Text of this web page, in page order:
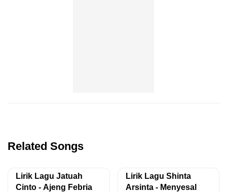
Related Songs
Lirik Lagu Jatuah
Cinto - Ajeng Febria
Lirik Lagu Shinta
Arsinta - Menyesal